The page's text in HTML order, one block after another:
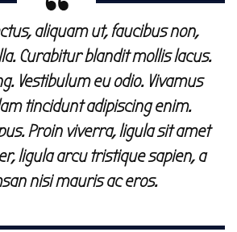
aliquam ut, faucibus non,
Curabitur blandit mollis lacus.
Vestibulum eu odio. Vivamus
tincidunt adipiscing enim.
Proin viverra, ligula sit amet
ligula arcu tristique sapien, a
nisi mauris ac eros.